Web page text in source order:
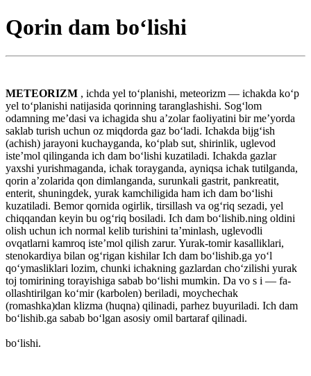
Qorin dam boʻlishi
METEORIZM , ichda yel toʻplanishi, meteorizm — ichakda koʻp
yel toʻplanishi natijasida qorinning taranglashishi. Sogʻlom
odamning meʼdasi va ichagida shu aʼzolar faoliyatini bir meʼyorda
saklab turish uchun oz miqdorda gaz boʻladi. Ichakda bijgʻish
(achish) jarayoni kuchayganda, koʻplab sut, shirinlik, uglevod
isteʼmol qilinganda ich dam boʻlishi kuzatiladi. Ichakda gazlar
yaxshi yurishmaganda, ichak torayganda, ayniqsa ichak tutilganda,
qorin aʼzolarida qon dimlanganda, surunkali gastrit, pankreatit,
enterit, shuningdek, yurak kamchiligida ham ich dam boʻlishi
kuzatiladi. Bemor qornida ogirlik, tirsillash va ogʻriq sezadi, yel
chiqqandan keyin bu ogʻriq bosiladi. Ich dam boʻlishib.ning oldini
olish uchun ich normal kelib turishini taʼminlash, uglevodli
ovqatlarni kamroq isteʼmol qilish zarur. Yurak-tomir kasalliklari,
stenokardiya bilan ogʻrigan kishilar Ich dam boʻlishib.ga yoʻl
qoʻymasliklari lozim, chunki ichakning gazlardan choʻzilishi yurak
toj tomirining torayishiga sabab boʻlishi mumkin. Da vo s i — fa-
ollashtirilgan koʻmir (karbolen) beriladi, moychechak
(romashka)dan klizma (huqna) qilinadi, parhez buyuriladi. Ich dam
boʻlishib.ga sabab boʻlgan asosiy omil bartaraf qilinadi.
boʻlishi.